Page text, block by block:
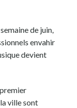
de juin,
envahir
devient
ville sont